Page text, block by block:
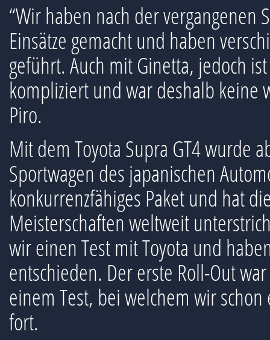
“Wir haben nach der
Einsätze gemacht und haben
geführt. Auch mit Ginetta, jedoch
kompliziert und war deshalb keine
Piro.
Mit dem Toyota Supra GT4 wurde
Sportwagen des japanischen
konkurrenzfähiges Paket und hat
Meisterschaften weltweit
wir einen Test mit Toyota und
entschieden. Der erste Roll-Out
einem Test, bei welchem wir
fort.